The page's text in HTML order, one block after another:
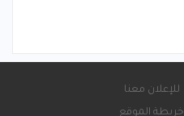
للإعلان معنا
خريطة الموقع